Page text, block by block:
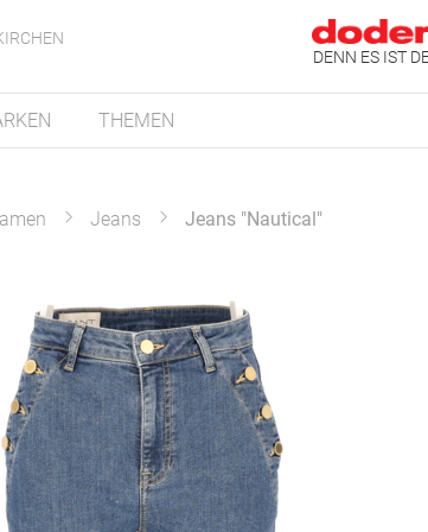
DENN ES IST
THEMEN
Jeans Jeans "Nautical"